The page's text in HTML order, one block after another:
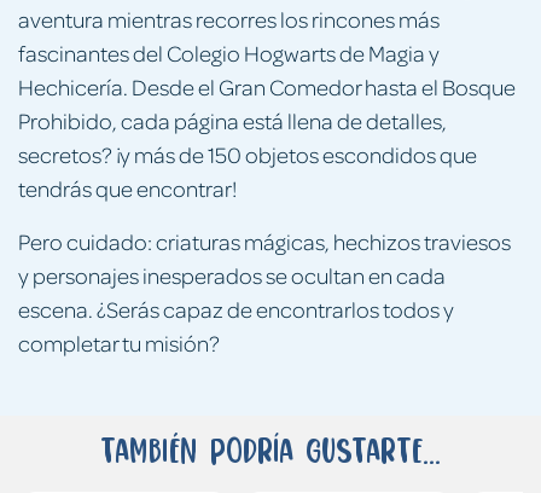
aventura mientras recorres los rincones más
fascinantes del Colegio Hogwarts de Magia y
Hechicería. Desde el Gran Comedor hasta el Bosque
Prohibido, cada página está llena de detalles,
secretos? ¡y más de 150 objetos escondidos que
tendrás que encontrar!
Pero cuidado: criaturas mágicas, hechizos traviesos
y personajes inesperados se ocultan en cada
escena. ¿Serás capaz de encontrarlos todos y
completar tu misión?
También podría gustarte...